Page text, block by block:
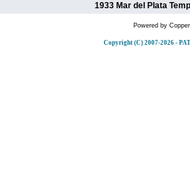
1933 Mar del Plata
Powered by
Copyright (C) 2007-2026 -